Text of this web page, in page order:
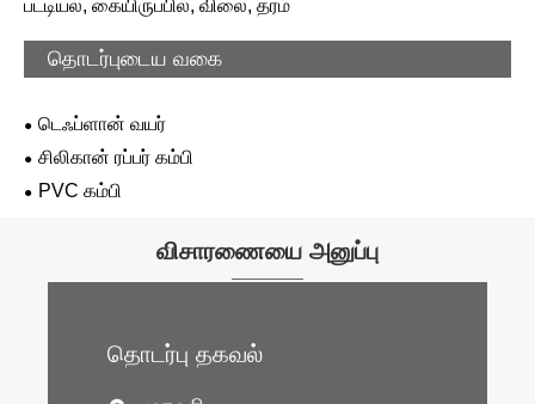
பட்டியல், கையிருப்பில், விலை, தரம்
தொடர்புடைய வகை
டெஃப்ளான் வயர்
சிலிகான் ரப்பர் கம்பி
PVC கம்பி
விசாரணையை அனுப்பு
தொடர்பு தகவல்